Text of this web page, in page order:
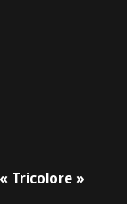
Tricolore »